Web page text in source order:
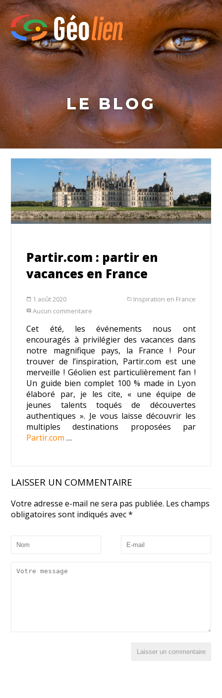
LE BLOG
Partir.com : partir en
vacances en France
calendar_today 1 août 2020 folder_open Inspiration en France
comment Aucun commentaire
Cet été, les événements nous ont
encouragés à privilégier des vacances dans
notre magnifique pays, la France ! Pour
trouver de l’inspiration, Partir.com est une
merveille ! Géolien est particulièrement fan !
Un guide bien complet 100 % made in Lyon
élaboré par, je les cite, « une équipe de
jeunes talents toqués de découvertes
authentiques ». Je vous laisse découvrir les
multiples destinations proposées par
Partir.com …
LAISSER UN COMMENTAIRE
Votre adresse e-mail ne sera pas publiée. Les champs
obligatoires sont indiqués avec*